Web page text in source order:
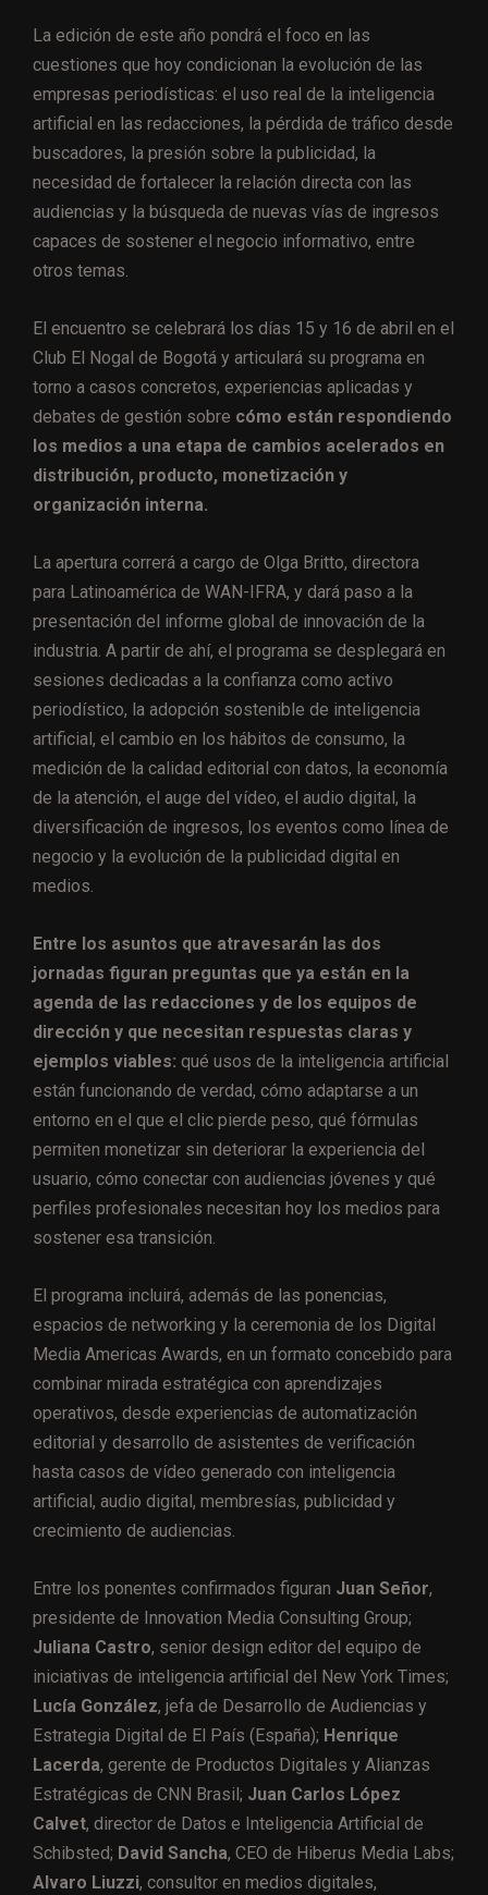
La edición de este año pondrá el foco en las
cuestiones que hoy condicionan la evolución de las
empresas periodísticas: el uso real de la inteligencia
artificial en las redacciones, la pérdida de tráfico desde
buscadores, la presión sobre la publicidad, la
necesidad de fortalecer la relación directa con las
audiencias y la búsqueda de nuevas vías de ingresos
capaces de sostener el negocio informativo, entre
otros temas.
El encuentro se celebrará los días 15 y 16 de abril en el
Club El Nogal de Bogotá y articulará su programa en
torno a casos concretos, experiencias aplicadas y
debates de gestión sobre cómo están respondiendo
los medios a una etapa de cambios acelerados en
distribución, producto, monetización y
organización interna.
La apertura correrá a cargo de Olga Britto, directora
para Latinoamérica de WAN-IFRA, y dará paso a la
presentación del informe global de innovación de la
industria. A partir de ahí, el programa se desplegará en
sesiones dedicadas a la confianza como activo
periodístico, la adopción sostenible de inteligencia
artificial, el cambio en los hábitos de consumo, la
medición de la calidad editorial con datos, la economía
de la atención, el auge del vídeo, el audio digital, la
diversificación de ingresos, los eventos como línea de
negocio y la evolución de la publicidad digital en
medios.
Entre los asuntos que atravesarán las dos
jornadas figuran preguntas que ya están en la
agenda de las redacciones y de los equipos de
dirección y que necesitan respuestas claras y
ejemplos viables: qué usos de la inteligencia artificial
están funcionando de verdad, cómo adaptarse a un
entorno en el que el clic pierde peso, qué fórmulas
permiten monetizar sin deteriorar la experiencia del
usuario, cómo conectar con audiencias jóvenes y qué
perfiles profesionales necesitan hoy los medios para
sostener esa transición.
El programa incluirá, además de las ponencias,
espacios de networking y la ceremonia de los Digital
Media Americas Awards, en un formato concebido para
combinar mirada estratégica con aprendizajes
operativos, desde experiencias de automatización
editorial y desarrollo de asistentes de verificación
hasta casos de vídeo generado con inteligencia
artificial, audio digital, membresías, publicidad y
crecimiento de audiencias.
Entre los ponentes confirmados figuran Juan Señor,
presidente de Innovation Media Consulting Group;
Juliana Castro, senior design editor del equipo de
iniciativas de inteligencia artificial del New York Times;
Lucía González, jefa de Desarrollo de Audiencias y
Estrategia Digital de El País (España); Henrique
Lacerda, gerente de Productos Digitales y Alianzas
Estratégicas de CNN Brasil; Juan Carlos López
Calvet, director de Datos e Inteligencia Artificial de
Schibsted; David Sancha, CEO de Hiberus Media Labs;
Alvaro Liuzzi, consultor en medios digitales,